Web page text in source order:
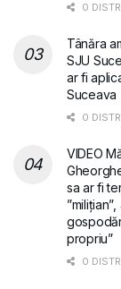
0
Tânăra
SJU
ar fi
Suceava
0
VIDEO
sa ar fi
propriu”
0